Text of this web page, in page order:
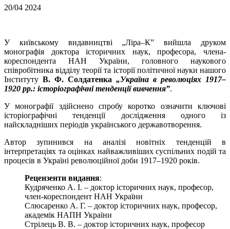
20/04 2024
У київському видавництві „Ліра–К” вийшла друком
монографія доктора історичних наук, професора, члена-
кореспондента НАН України, головного наукового
співробітника відділу теорії та історії політичної науки нашого
Інституту В. Ф. Солдатенка „Україна в революціях 1917–
1920 рр.: історіографічні тенденції вивчення”.
У монографії здійснено спробу коротко означити ключові
історіографічні тенденції дослідження одного із
найскладніших періодів українського державотворення.
Автор зупинився на аналізі новітніх тенденцій в
інтерпретаціях та оцінках найважливіших суспільних подій та
процесів в Україні революційної доби 1917–1920 років.
Рецензенти видання:
Кудряченко А. І. – доктор історичних наук, професор,
член-кореспондент НАН України
Слюсаренко А. Г. – доктор історичних наук, професор,
академік НАПН України
Стрілець В. В. – доктор історичних наук, професор